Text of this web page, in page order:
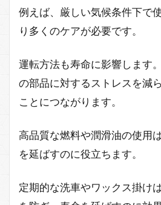
例えば、厳しい気候条件下で
り多くのケアが必要です。
運転方法も寿命に影響します
の部品に対するストレスを減
ことにつながります。
高品質な燃料や潤滑油の使用
を延ばすのに役立ちます。
定期的な洗車やワックス掛け